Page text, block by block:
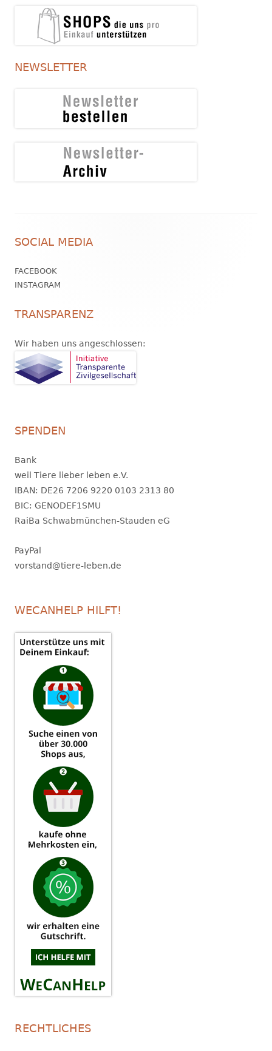
NEWSLETTER
Inhalt
SOCIAL MEDIA
FACEBOOK
INSTAGRAM
TRANSPARENZ
Wir haben uns angeschlossen:
SPENDEN
Bank
weil Tiere lieber leben e.V.
IBAN: DE26 7206 9220 0103 2313 80
BIC: GENODEF1SMU
RaiBa Schwabmünchen-Stauden eG
PayPal
vorstand@tiere-leben.de
WECANHELP HILFT!
RECHTLICHES